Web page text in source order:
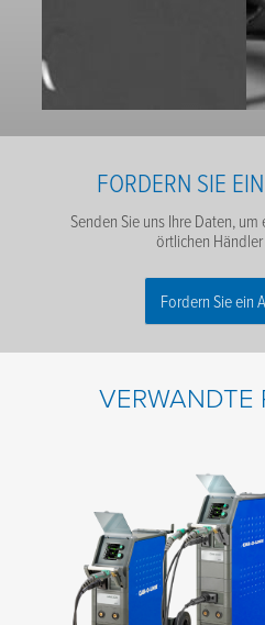
FORDERN SIE
Senden Sie uns Ihre Daten,
örtlichen
Fordern Sie ein
Telefone*
Firmennamen*
VERWANDTE